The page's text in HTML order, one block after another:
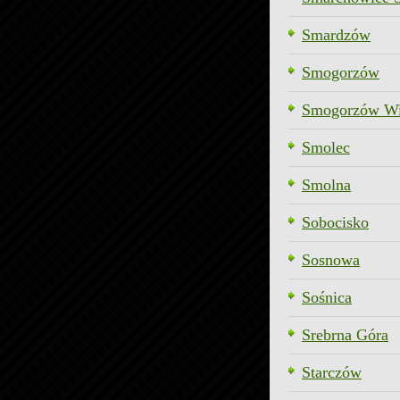
Smardzów
Smogorzów
Smogorzów
Smolec
Smolna
Sobocisko
Sosnowa
Sośnica
Srebrna Góra
Starczów